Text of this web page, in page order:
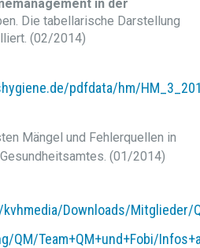
in der
Die tabellarische Darstellung
(02/2014)
pdfdata/hm/
Mängel und Fehlerquellen in
(01/2014)
Downloads/Mitglieder/
QM/Team+QM+und+Fobi/